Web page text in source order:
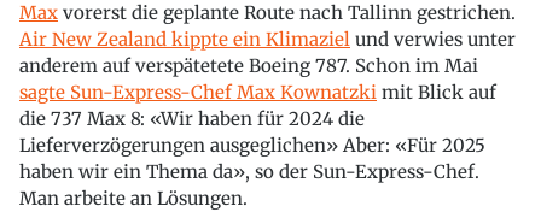
Max vorerst die geplante Route nach Tallinn gestrichen.
Air New Zealand kippte ein Klimaziel und verwies unter
anderem auf verspätetete Boeing 787. Schon im Mai
sagte Sun-Express-Chef Max Kownatzki mit Blick auf
die 737 Max 8: «Wir haben für 2024 die
Lieferverzögerungen ausgeglichen» Aber: «Für 2025
haben wir ein Thema da», so der Sun-Express-Chef.
Man arbeite an Lösungen.